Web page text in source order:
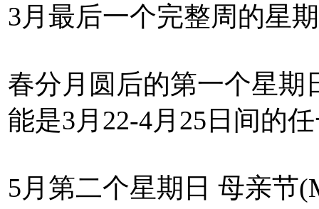
3月最后一个完整周的星
春分月圆后的第一个星期
能是3月22-4月25日间的
5月第二个星期日 母亲节